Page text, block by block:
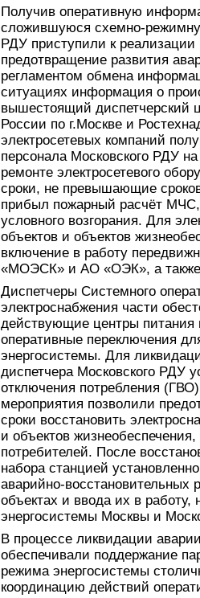
Получив оперативную
сложившуюся схемно-
РДУ приступили к
предотвращение развития
регламентом обмена
ситуациях информация о
вышестоящий
России по г.Москве и
электросетевых компаний
персонала Московского РДУ
ремонте электросетевого
сроки, не превышающие
прибыл пожарный расчёт
условного возгорания. Для
объектов и объектов
включение в работу
«МОЭСК» и АО «ОЭК», а также
Диспетчеры Системного
электроснабжения части
действующие центры
оперативные переключения
энергосистемы. Для
диспетчера Московского РДУ
отключения потребления
мероприятия позволили
сроки восстановить
и объектов
потребителей. После
набора станцией
аварийно-восстановительных
объектах и ввода их в
энергосистемы Москвы и
В процессе ликвидации
обеспечивали поддержание
режима энергосистемы
координацию действий